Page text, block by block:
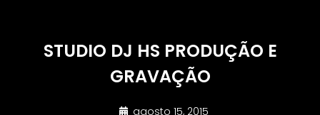
STUDIO DJ HS PRODUÇÃO E
GRAVAÇÃO
agosto 15, 2015